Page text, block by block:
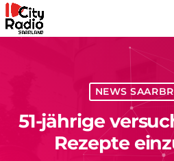
NEWS
51-jährige
Rezepte